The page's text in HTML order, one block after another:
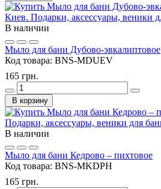
В наличии
Мыло для бани Дубово-эвкалиптовое
Код товара: BNS-MDUEV
165 грн.
В корзину
В наличии
Мыло для бани Кедрово – пихтовое
Код товара: BNS-MKDPH
165 грн.